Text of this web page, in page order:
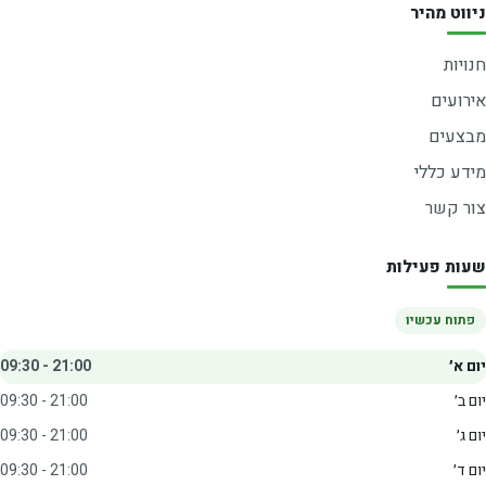
ניווט מהיר
חנויות
אירועים
מבצעים
מידע כללי
צור קשר
שעות פעילות
פתוח עכשיו
יום א׳
09:30 - 21:00
יום ב׳
09:30 - 21:00
יום ג׳
09:30 - 21:00
יום ד׳
09:30 - 21:00